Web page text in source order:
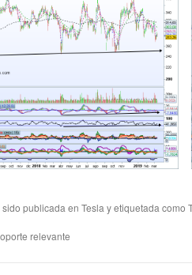
publicada en Tesla y etiquetada como
relevante